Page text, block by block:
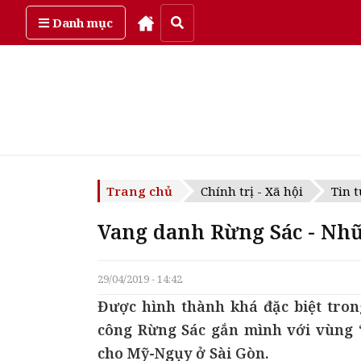
Danh mụcThứ bảy, ngày 8/08/2026
Trang chủ Chính trị - Xã hội Tin
Vang danh Rừng Sác -
29/04/2019 - 14:42
Được hình thành khá đặc biệt
công Rừng Sác gắn mình với
cho Mỹ-Ngụy ở Sài Gòn.